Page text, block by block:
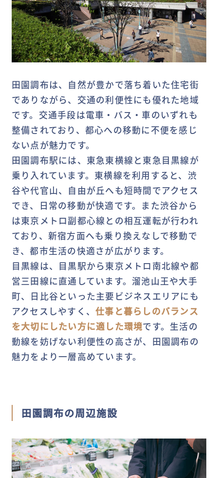
田園調布は、自然が豊かで落ち着いた住宅街
でありながら、交通の利便性にも優れた地域
です。交通手段は電車・バス・車のいずれも
整備されており、都心への移動に不便を感じ
ない点が魅力です。
田園調布駅には、東急東横線と東急目黒線が
乗り入れています。東横線を利用すると、渋
谷や代官山、自由が丘へも短時間でアクセス
でき、日常の移動が快適です。また渋谷から
は東京メトロ副都心線との相互運転が行われ
ており、新宿方面へも乗り換えなしで移動で
き、都市生活の快適さが広がります。
目黒線は、目黒駅から東京メトロ南北線や都
営三田線に直通しています。溜池山王や大手
町、日比谷といった主要ビジネスエリアにも
アクセスしやすく、仕事と暮らしのバランス
を大切にしたい方に適した環境です。生活の
動線を妨げない利便性の高さが、田園調布の
魅力をより一層高めています。
田園調布の周辺施設